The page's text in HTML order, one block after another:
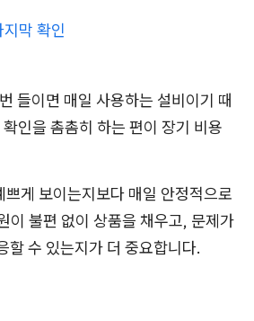
막 확인
들이면 매일 사용하는 설비이기 때
인을 촘촘히 하는 편이 장기 비용
게 보이는지보다 매일 안정적으로
이 불편 없이 상품을 채우고, 문제가
할 수 있는지가 더 중요합니다.